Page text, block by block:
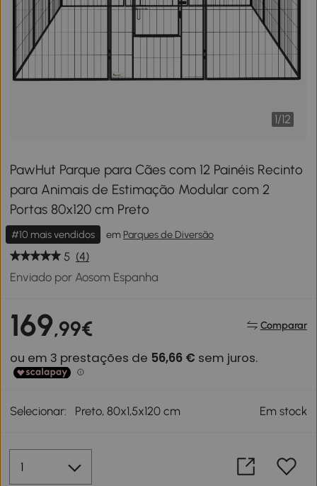
1/12
PawHut Parque para Cães com 12 Painéis Recinto
para Animais de Estimação Modular com 2
Portas 80x120 cm Preto
#10 mais vendidos em Parques de Diversão
5 (4)
Enviado por Aosom Espanha
169,99€ Comparar
Selecionar: Preto, 80x1,5x120 cm Em stock